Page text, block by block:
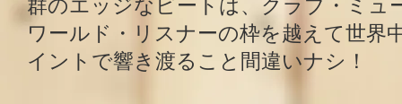
群のエッジなビートは、クラブ・ミュ
ワールド・リスナーの枠を越えて世界
イントで響き渡ること間違いナシ！